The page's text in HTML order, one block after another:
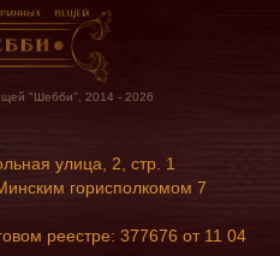
"Шебби", 2014 - 2026
улица, 2, стр. 1
горисполкомом 7
реестре: 377676 от 11 04